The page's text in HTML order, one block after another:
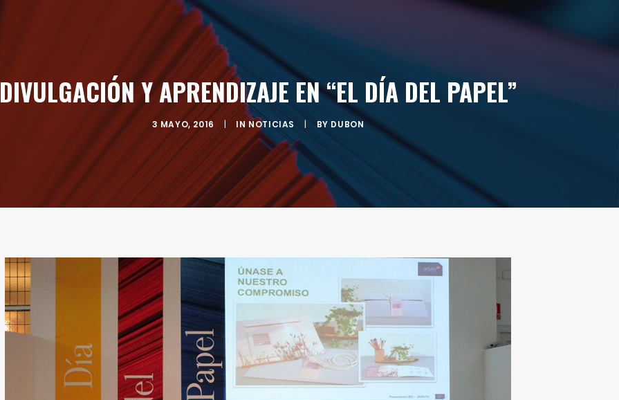
DIVULGACIÓN Y APRENDIZAJE EN “EL DÍA DEL PAPEL”
3 MAYO, 2016 | INNOTICIAS | BY DUBON